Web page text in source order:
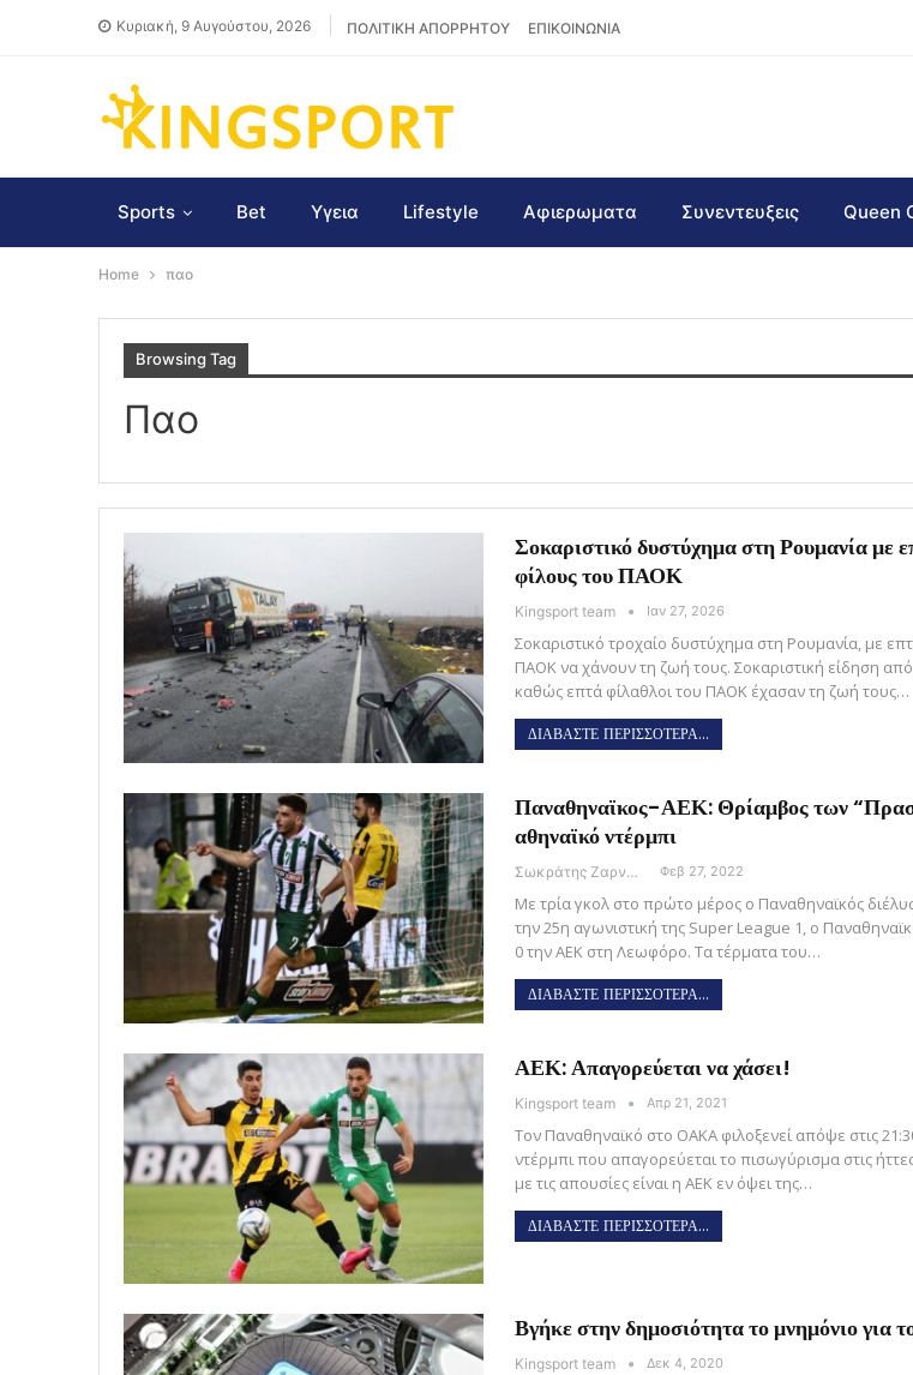
Κυριακή, 9 Αυγούστου, 2026 ΠΟΛΙΤΙΚΗ ΑΠΟΡΡΗΤΟΥ ΕΠΙΚΟΙΝΩΝΙΑ
Sports Bet Υγεια Lifestyle Αφιερωματα Συνεντευξεις Queen
Home παο
Browsing Tag
Παο
Σοκαριστικό δυστύχημα στη Ρουμανία με
φίλους του ΠΑΟΚ
Kingsport team Ιαν 27, 2026
Σοκαριστικό τροχαίο δυστύχημα στη Ρουμανία, με
ΠΑΟΚ να χάνουν τη ζωή τους. Σοκαριστική είδηση
καθώς επτά φίλαθλοι του ΠΑΟΚ έχασαν τη ζωή τους…
ΔΙΑΒΑΣΤΕ ΠΕΡΙΣΣΟΤΕΡΑ...
Παναθηναϊκος-ΑΕΚ: Θρίαμβος των
αθηναϊκό ντέρμπι
Σωκράτης Ζαρναβέλης Φεβ 27, 2022
Με τρία γκολ στο πρώτο μέρος ο Παναθηναϊκός
την 25η αγωνιστική της Super League 1, ο
0 την ΑΕΚ στη Λεωφόρο. Τα τέρματα του…
ΔΙΑΒΑΣΤΕ ΠΕΡΙΣΣΟΤΕΡΑ...
ΑΕΚ: Απαγορεύεται να χάσει!
Kingsport team Απρ 21, 2021
Τον Παναθηναϊκό στο ΟΑΚΑ φιλοξενεί απόψε στις
ντέρμπι που απαγορεύεται το πισωγύρισμα στις
με τις απουσίες είναι η ΑΕΚ εν όψει της…
ΔΙΑΒΑΣΤΕ ΠΕΡΙΣΣΟΤΕΡΑ...
Βγήκε στην δημοσιότητα το μνημόνιο για
Kingsport team Δεκ 4, 2020